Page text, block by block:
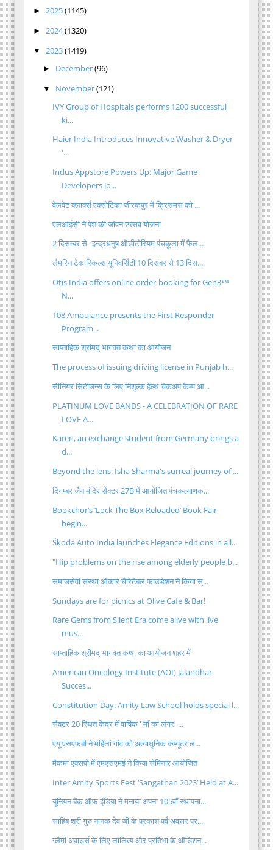
► 2025(1145)
► 2024(1320)
▼ 2023(1419)
► December(96)
▼ November(121)
IVY Group of Hospitals performs 1200 successful
ki...
Haier India Introduces Innovative Washer & Dryer
'...
Indus Appstore Powers Up: Major Game
Developers Jo...
वेलवेट क्लार्क्स एक्सोटिका जीरकपुर में क्रिसमस को ...
एलआईसी ने पेश की जीवन उत्सव योजना
2 दिसम्बर से "इन्द्रधनुष ऑडीटोरियम पंचकूला में फैल...
लैमरिन टेक स्किल्स यूनिवर्सिटी 10 दिसंबर से 13 दिस...
Otis India offers online order-booking for Gen3™
N...
108 Ambulance presents the First Responder
Program...
साप्ताहिक श्रीमद् भागवत कथा का आयोजन
The process of issuing driving license in Punjab h...
सीनियर सिटीजन्स के लिए निशुल्क हेल्थ चेकअप कैम्प आ...
PLATINUM LOVE BANDS - A CELEBRATION OF RARE
LOVE A...
Karen, an exchange student from Germany brings a
d...
Beyond the lens: Isha Sharma's surreal journey of ...
दिगम्बर जैन मंदिर सेक्टर 27B में आयोजित पंचकल्याणक...
Bookchor’s ‘Lock The Box Reloaded’ Book Fair
begin...
Škoda Auto India launches Elegance Editions in all...
"Hip problems on the rise among elderly people b...
समाजसेवी संस्था ओंकार चैरिटेबल फाउंडेशन ने किया स्...
Sundays are for picnics at Olive Cafe & Bar!
Rare Gems from Silent Era come alive with live
mus...
साप्ताहिक श्रीमद् भागवत कथा का आयोजन शहर में
American Oncology Institute (AOI) Jalandhar
Succes...
Constitution Day: Amity Law School holds special l...
सैक्टर 20 स्थित केंद्र में वार्षिक ' माँ का लंगर' ...
एयू एसएफबी ने महिलां गांव को अत्याधुनिक कंप्यूटर ल...
मैकमा एक्सपो में एमएसएमई ने किया सेमिनार आयोजित
Inter Amity Sports Fest ‘Sangathan 2023’ Held at A...
यूनियन बैंक ऑफ इंडिया ने मनाया अपना 105वाँ स्थापना...
साहिब श्री गुरु नानक देव जी के प्रकाश पर्व अवसर पर...
ग्लैमी अवार्ड्स के लिए लालित्य और प्रतिभा के ऑडिशन...